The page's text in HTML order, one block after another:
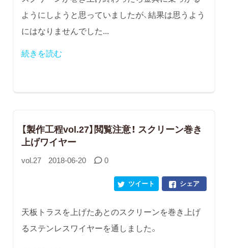
ようにしようと思っていましたが、結果は思うよう
にはなりませんでした...
続きを読む
【製作工程vol.27】閲覧注意！ スクリーン巻き
上げワイヤー
vol.27 2018-06-20 0
シェア
ツイート
天板トラスを上げたあとのスクリーンを巻き上げ
るステンレスワイヤーを通しました。